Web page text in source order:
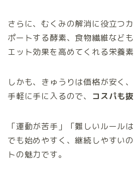
さらに、むくみの解消に役立つ
ポートする酵素、食物繊維など
エット効果を高めてくれる栄養素
しかも、きゅうりは価格が安く
手軽に手に入るので、 コスパも
「運動が苦手」「難しいルール
でも始めやすく、継続しやすい
トの魅力です。